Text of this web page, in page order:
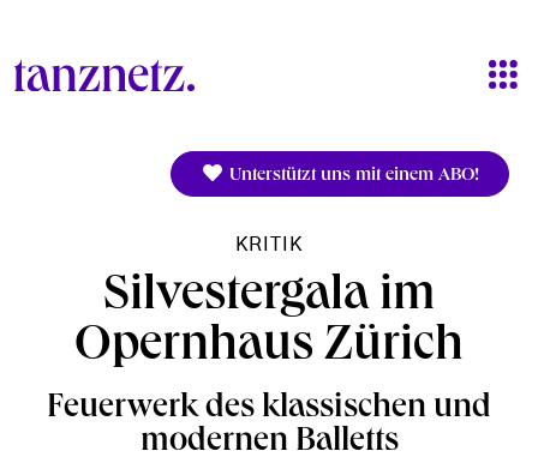
Unterstützt uns mit einem ABO!
KRITIK
Silvestergala im
Opernhaus Zürich
Feuerwerk des klassischen und
modernen Balletts